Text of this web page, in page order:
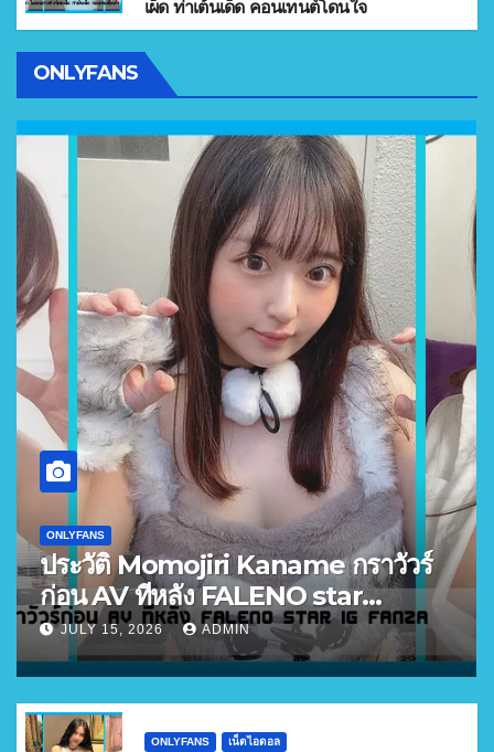
เผ็ด ท่าเต้นเด็ด คอนเทนต์โดนใจ
ONLYFANS
ONLYFANS
ประวัติ Momojiri Kaname กราวัวร์
ก่อน AV ทีหลัง FALENO star
FANZA อันดับ 3
JULY 15, 2026 ADMIN
ONLYFANS เน็ตไอดอล